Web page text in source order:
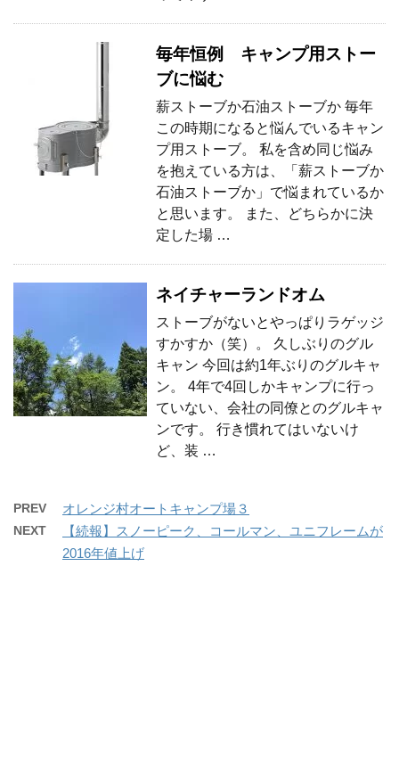
毎年恒例 キャンプ用ストー
ブに悩む
薪ストーブか石油ストーブか 毎年
この時期になると悩んでいるキャン
プ用ストーブ。 私を含め同じ悩み
を抱えている方は、「薪ストーブか
石油ストーブか」で悩まれているか
と思います。 また、どちらかに決
定した場 …
ネイチャーランドオム
ストーブがないとやっぱりラゲッジ
すかすか（笑）。 久しぶりのグル
キャン 今回は約1年ぶりのグルキャ
ン。 4年で4回しかキャンプに行っ
ていない、会社の同僚とのグルキャ
ンです。 行き慣れてはいないけ
ど、装 …
PREV オレンジ村オートキャンプ場３
NEXT
【続報】スノーピーク、コールマン、ユニフレームが
2016年値上げ